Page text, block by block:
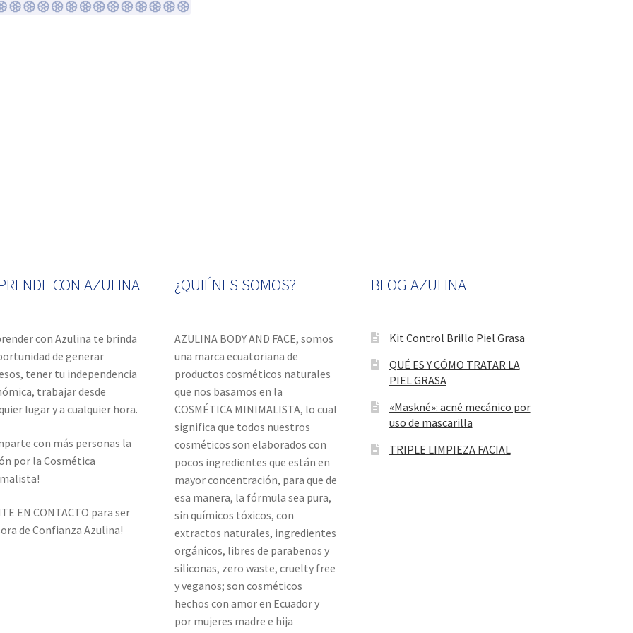
CON AZULINA
con Azulina te brinda
de generar
tener tu independencia
trabajar desde
lugar y a cualquier hora.
con más personas la
por la Cosmética
EN CONTACTO para ser
de Confianza Azulina!
¿QUIÉNES SOMOS?
AZULINA BODY AND FACE, somos
una marca ecuatoriana de
productos cosméticos naturales
que nos basamos en la
COSMÉTICA MINIMALISTA, lo cual
significa que todos nuestros
cosméticos son elaborados con
pocos ingredientes que están en
mayor concentración, para que de
esa manera, la fórmula sea pura,
sin químicos tóxicos, con
extractos naturales, ingredientes
orgánicos, libres de parabenos y
siliconas, zero waste, cruelty free
y veganos; son cosméticos
hechos con amor en Ecuador y
por mujeres madre e hija
BLOG AZULINA
Kit Control Brillo Piel Grasa
QUÉ ES Y CÓMO TRATAR LA
PIEL GRASA
«Maskné»: acné mecánico por
uso de mascarilla
TRIPLE LIMPIEZA FACIAL